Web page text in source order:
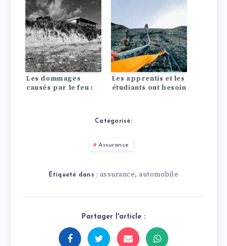
Les dommages
causés par le feu :
Les apprentis et les
étudiants ont besoin
Catégorisé:
Assurance
Étiqueté dans : assurance,automobile
Partager l'article :